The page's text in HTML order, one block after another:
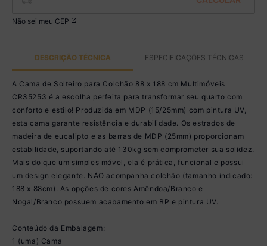
Não sei meu CEP
DESCRIÇÃO TÉCNICA ESPECIFICAÇÕES TÉCNICAS
A Cama de Solteiro para Colchão 88 x 188 cm Multimóveis
CR35253 é a escolha perfeita para transformar seu quarto com
conforto e estilo! Produzida em MDP (15/25mm) com pintura UV,
esta cama garante resistência e durabilidade. Os estrados de
madeira de eucalipto e as barras de MDP (25mm) proporcionam
estabilidade, suportando até 130kg sem comprometer sua solidez.
Mais do que um simples móvel, ela é prática, funcional e possui
um design elegante. NÃO acompanha colchão (tamanho indicado:
188 x 88cm). As opções de cores Amêndoa/Branco e
Nogal/Branco possuem acabamento em BP e pintura UV.
Conteúdo da Embalagem:
1 (uma) Cama